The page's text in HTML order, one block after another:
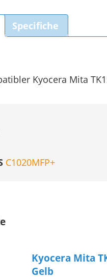
Specifiche
Kyocera Mita
C1020MFP+
Kyocera Mita
Gelb